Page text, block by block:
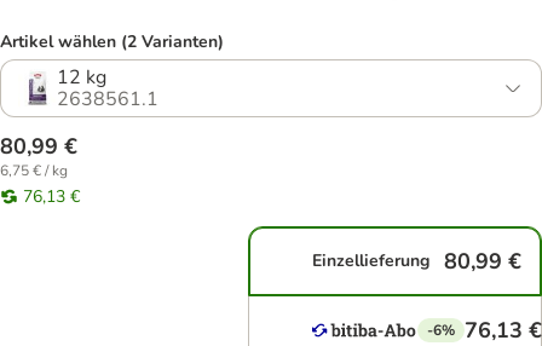
Artikel wählen (2 Varianten)
12 kg
2638561.1
80,99 €
6,75 € / kg
76,13 €
Einzellieferung 80,99 €
-6% 76,13 €